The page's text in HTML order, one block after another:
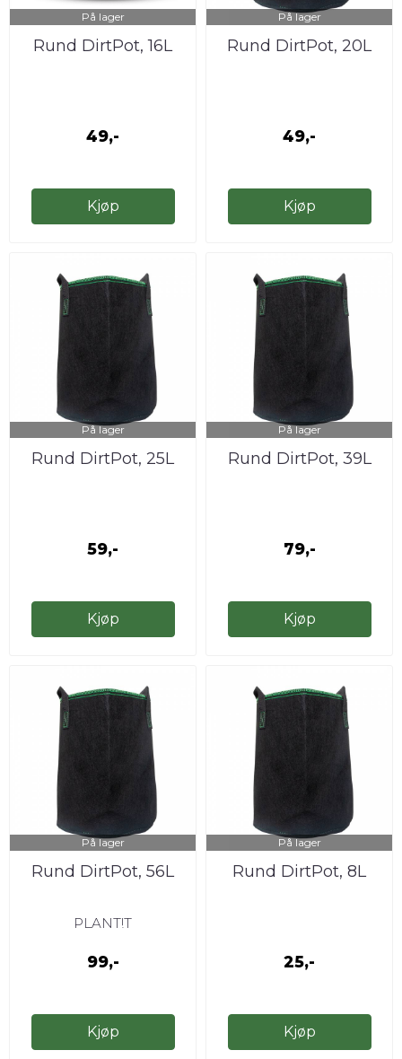
På lager
Rund DirtPot, 16L
49,-
Kjøp
På lager
Rund DirtPot, 20L
49,-
Kjøp
På lager
Rund DirtPot, 25L
59,-
Kjøp
På lager
Rund DirtPot, 39L
79,-
Kjøp
På lager
Rund DirtPot, 56L
PLANT!T
99,-
Kjøp
På lager
Rund DirtPot, 8L
25,-
Kjøp